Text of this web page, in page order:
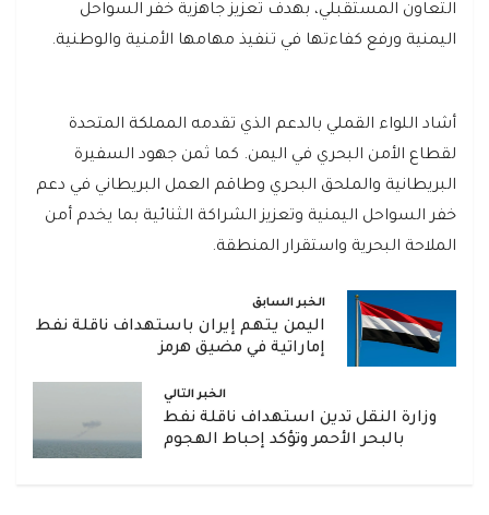
التعاون المستقبلي، بهدف تعزيز جاهزية خفر السواحل
اليمنية ورفع كفاءتها في تنفيذ مهامها الأمنية والوطنية.
أشاد اللواء القملي بالدعم الذي تقدمه المملكة المتحدة
لقطاع الأمن البحري في اليمن. كما ثمن جهود السفيرة
البريطانية والملحق البحري وطاقم العمل البريطاني في دعم
خفر السواحل اليمنية وتعزيز الشراكة الثنائية بما يخدم أمن
الملاحة البحرية واستقرار المنطقة.
الخبر السابق
اليمن يتهم إيران باستهداف ناقلة نفط
إماراتية في مضيق هرمز
الخبر التالي
وزارة النقل تدين استهداف ناقلة نفط
بالبحر الأحمر وتؤكد إحباط الهجوم